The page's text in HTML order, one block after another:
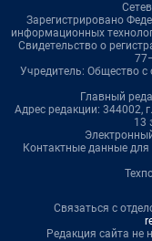
Зарегистрировано
информационных
Свидетельство о
Учредитель: Общество
Главный
Адрес редакции: 344002,
13
Контактные данные
Связаться с
Редакция сайта не